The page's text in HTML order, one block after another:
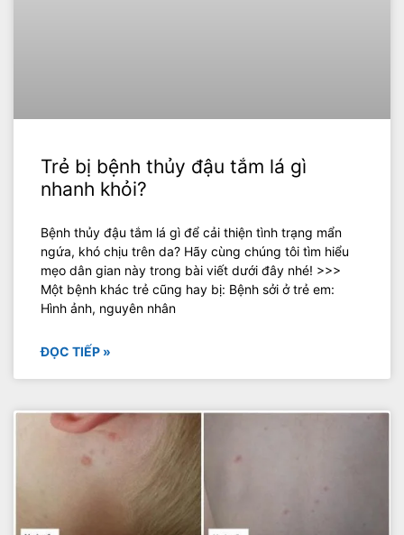
Trẻ bị bệnh thủy đậu tắm lá gì
nhanh khỏi?
Bệnh thủy đậu tắm lá gì để cải thiện tình trạng mẩn
ngứa, khó chịu trên da? Hãy cùng chúng tôi tìm hiểu
mẹo dân gian này trong bài viết dưới đây nhé! >>>
Một bệnh khác trẻ cũng hay bị: Bệnh sởi ở trẻ em:
Hình ảnh, nguyên nhân
ĐỌC TIẾP »